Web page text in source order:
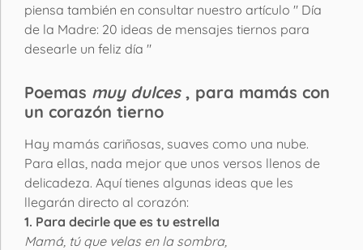
piensa también en consultar nuestro artículo " Día
de la Madre: 20 ideas de mensajes tiernos para
desearle un feliz día "
Poemas muy dulces , para mamás con
un corazón tierno
Hay mamás cariñosas, suaves como una nube.
Para ellas, nada mejor que unos versos llenos de
delicadeza. Aquí tienes algunas ideas que les
llegarán directo al corazón:
1. Para decirle que es tu estrella
Mamá, tú que velas en la sombra,